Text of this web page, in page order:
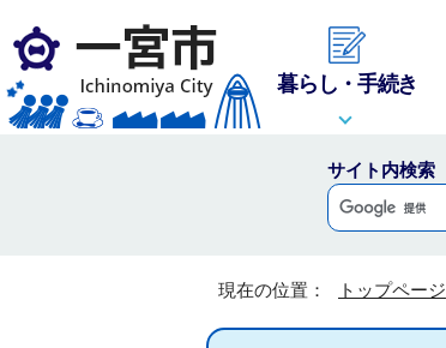
暮らし・手続き
サイト内検索
現在の位置： トップページ